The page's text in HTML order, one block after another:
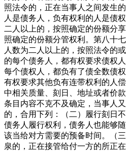
照法令的，正在当事人之间发生
人是债务人，负有权利的人是债
二人以上的，按照确定的份额分
照确定的份额分管权利。第八十
人数为二人以上的，按照法令的
的每个债务人，都有权要求债权
每个债权人，都负有了债全数债
有权要求其他负有连带权利的人
中相关质量、刻日、地址或者价
条目内容不克不及确定，当事人
的，合用下列：（二）履行刻日
债务人履行权利，债务人也能够
该当给对方需要的预备时间。（
泉的，正在接管给付一方的所正